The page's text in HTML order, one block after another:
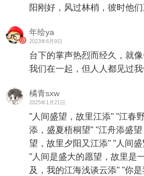
阳刚好，风过林梢，彼时他们
年绘ya
2023年6月9日
台下的掌声热烈而经久，就
我们在一起，但人人都见过我
橘青sxw
2025年1月21日
"人间盛望，故里江添" "江春
添，盛夏梧桐望" "江舟添盛
望，故里夕阳又江添" "人间
"人间是盛大的愿望，故里是
及，我的江海浅谈云添" "你